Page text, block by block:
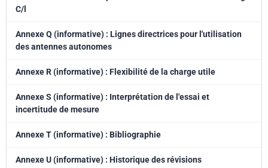
C/l
Annexe Q (informative) : Lignes directrices pour l'utilisation
des antennes autonomes
Annexe R (informative) : Flexibilité de la charge utile
Annexe S (informative) : Interprétation de l'essai et
incertitude de mesure
Annexe T (informative) : Bibliographie
Annexe U (informative) : Historique des révisions